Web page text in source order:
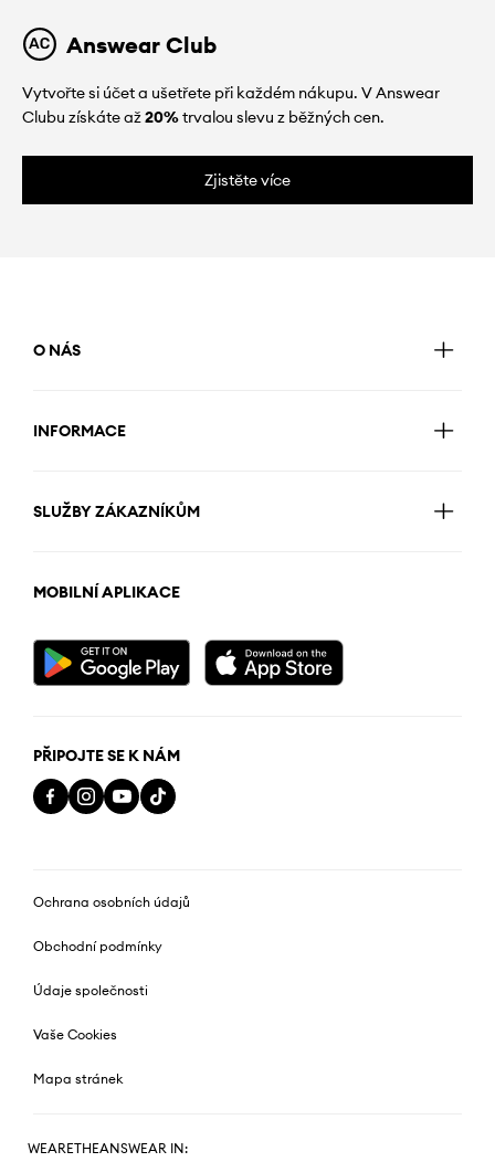
Answear Club
Vytvořte si účet a ušetřete při každém nákupu. V Answear
Clubu získáte až20%trvalou slevu z běžných cen.
Zjistěte více
O NÁS
INFORMACE
SLUŽBY ZÁKAZNÍKŮM
MOBILNÍ APLIKACE
PŘIPOJTE SE K NÁM
Ochrana osobních údajů
Obchodní podmínky
Údaje společnosti
Vaše Cookies
Mapa stránek
WEARETHEANSWEAR IN: